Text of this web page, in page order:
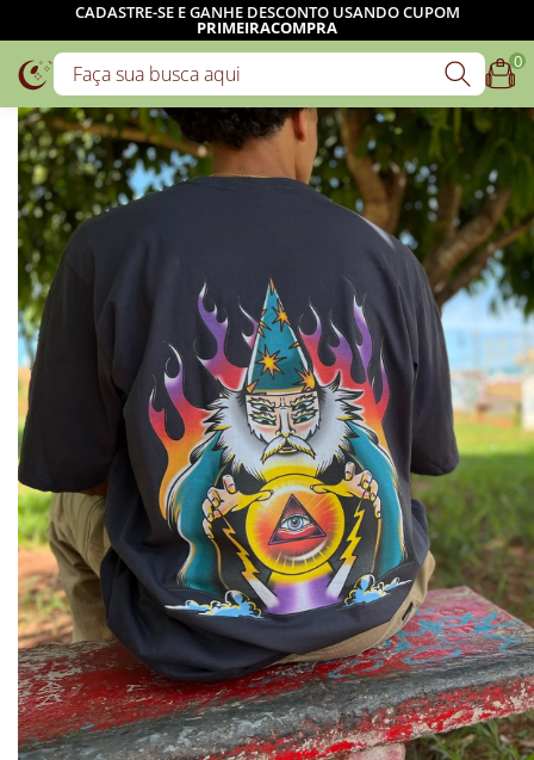
CADASTRE-SE E GANHE DESCONTO USANDO CUPOM
PRIMEIRACOMPRA
0